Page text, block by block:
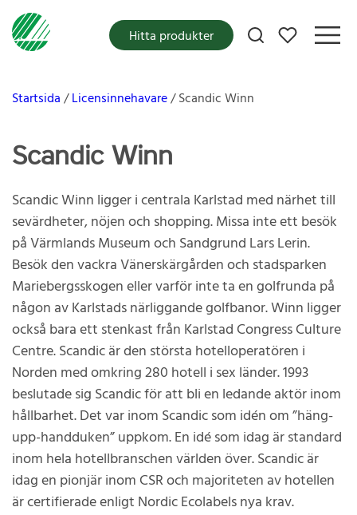
Mina favoriter
Hitta produkter
Startsida Licensinnehavare Scandic Winn
Scandic Winn
Scandic Winn ligger i centrala Karlstad med närhet till
sevärdheter, nöjen och shopping. Missa inte ett besök
på Värmlands Museum och Sandgrund Lars Lerin.
Besök den vackra Vänerskärgården och stadsparken
Mariebergsskogen eller varför inte ta en golfrunda på
någon av Karlstads närliggande golfbanor. Winn ligger
också bara ett stenkast från Karlstad Congress Culture
Centre. Scandic är den största hotelloperatören i
Norden med omkring 280 hotell i sex länder. 1993
beslutade sig Scandic för att bli en ledande aktör inom
hållbarhet. Det var inom Scandic som idén om ”häng-
upp-handduken” uppkom. En idé som idag är standard
inom hela hotellbranschen världen över. Scandic är
idag en pionjär inom CSR och majoriteten av hotellen
är certifierade enligt Nordic Ecolabels nya krav.